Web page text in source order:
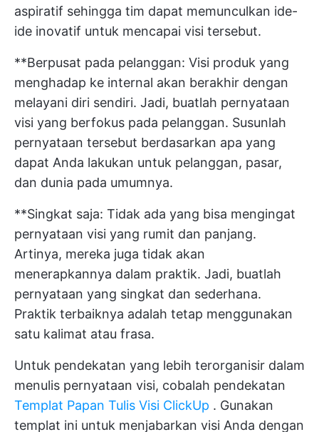
aspiratif sehingga tim dapat memunculkan ide-
ide inovatif untuk mencapai visi tersebut.
**Berpusat pada pelanggan: Visi produk yang
menghadap ke internal akan berakhir dengan
melayani diri sendiri. Jadi, buatlah pernyataan
visi yang berfokus pada pelanggan. Susunlah
pernyataan tersebut berdasarkan apa yang
dapat Anda lakukan untuk pelanggan, pasar,
dan dunia pada umumnya.
**Singkat saja: Tidak ada yang bisa mengingat
pernyataan visi yang rumit dan panjang.
Artinya, mereka juga tidak akan
menerapkannya dalam praktik. Jadi, buatlah
pernyataan yang singkat dan sederhana.
Praktik terbaiknya adalah tetap menggunakan
satu kalimat atau frasa.
Untuk pendekatan yang lebih terorganisir dalam
menulis pernyataan visi, cobalah pendekatan
Templat Papan Tulis Visi ClickUp . Gunakan
templat ini untuk menjabarkan visi Anda dengan